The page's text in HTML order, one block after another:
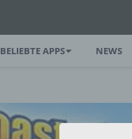
BELIEBTE APPS NEWS